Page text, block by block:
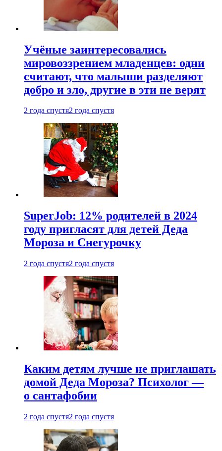
Учёные заинтересовались
мировоззрением младенцев: одни
считают, что малыши разделяют
добро и зло, другие в эти не верят
2 года спустя2 года спустя
SuperJob: 12% родителей в 2024
году пригласят для детей Деда
Мороза и Снегурочку
2 года спустя2 года спустя
Каким детям лучше не приглашать
домой Деда Мороза? Психолог —
о сантафобии
2 года спустя2 года спустя